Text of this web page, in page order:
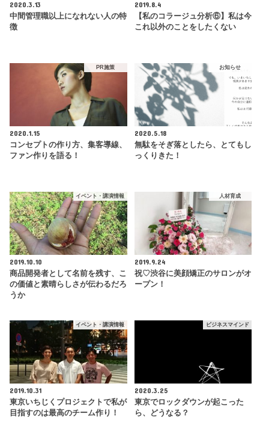
2020.3.13
中間管理職以上になれない人の特
徴
2019.8.4
【私のコラージュ分析⑥】私は今
これ以外のことをしたくない
PR施策
2020.1.15
コンセプトの作り方、集客導線、
ファン作りを語る！
お知らせ
2020.5.18
無駄をそぎ落としたら、とてもし
っくりきた！
イベント・講演情報
2019.10.10
商品開発者として名前を残す、こ
の価値と素晴らしさが伝わるだろ
うか
人材育成
2019.9.24
祝♡渋谷に美顔矯正のサロンがオ
ープン！
イベント・講演情報
2019.10.31
東京いちじくプロジェクトで私が
目指すのは最高のチーム作り！
ビジネスマインド
2020.3.25
東京でロックダウンが起こった
ら、どうなる？